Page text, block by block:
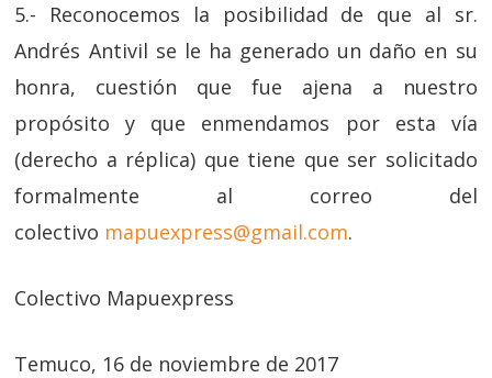
5.- Reconocemos la posibilidad de que al sr.
Andrés Antivil se le ha generado un daño en su
honra, cuestión que fue ajena a nuestro
propósito y que enmendamos por esta vía
(derecho a réplica) que tiene que ser solicitado
formalmente al correo del
colectivo mapuexpress@gmail.com.
Colectivo Mapuexpress
Temuco, 16 de noviembre de 2017